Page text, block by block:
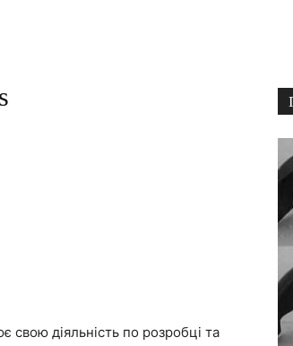
свою діяльність по розробці та